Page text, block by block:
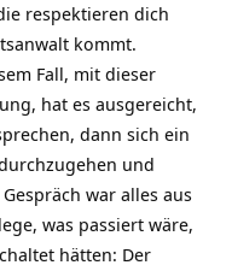
respektieren dich
kommt.
Fall, mit dieser
hat es ausgereicht,
dann sich ein
und
war alles aus
was passiert wäre,
hätten: Der